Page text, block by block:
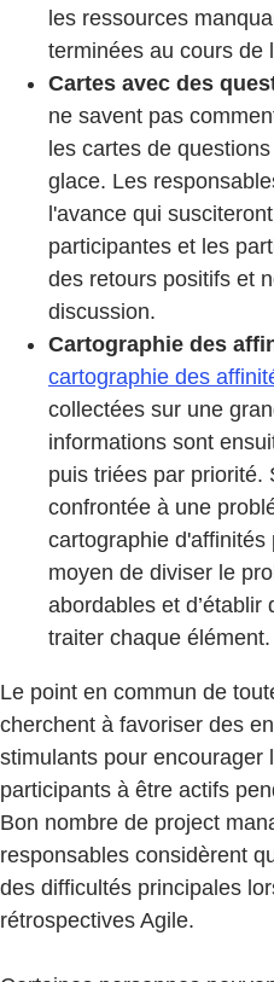
les ressources
terminées au cours de
Cartes avec des
ne savent pas
les cartes de
glace. Les
l'avance qui
participantes et les
des retours positifs et
discussion.
Cartographie des
cartographie des
collectées sur une
informations sont
puis triées par priorité.
confrontée à une
cartographie d'affinités
moyen de diviser le
abordables et d’établir
traiter chaque élément.
Le point en commun de
cherchent à favoriser des
stimulants pour encourager
participants à être actifs
Bon nombre de project
responsables considèrent
des difficultés principales
rétrospectives Agile.